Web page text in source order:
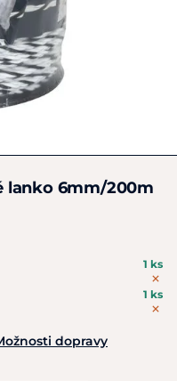
lanko 6mm/200m
1 ks
1 ks
dopravy